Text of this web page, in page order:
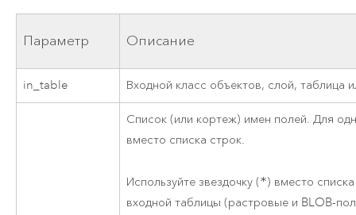
Параметр Описание
in_table Входной класс объектов, слой, таблица
Список (или кортеж) имен полей. Для
вместо списка строк.
Используйте звездочку (*) вместо
входной таблицы (растровые и BLOB-